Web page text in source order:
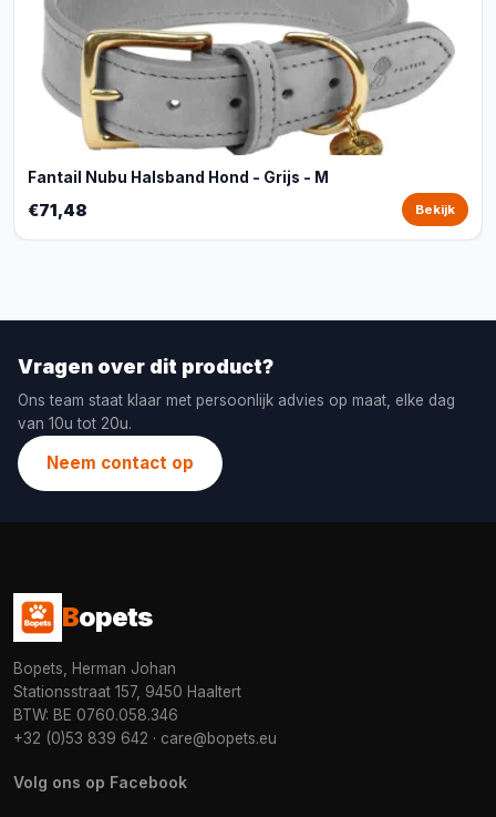
Fantail Nubu Halsband Hond - Grijs - M
€71,48 Bekijk
Vragen over dit product?
Ons team staat klaar met persoonlijk advies op maat, elke dag
van 10u tot 20u.
Neem contact op
Bopets
Bopets, Herman Johan
Stationsstraat 157, 9450 Haaltert
BTW: BE 0760.058.346
+32 (0)53 839 642 · care@bopets.eu
Volg ons op Facebook